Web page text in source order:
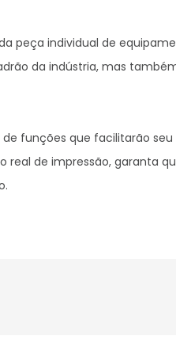
peça individual de
da indústria, mas
funções que facilitarão
de impressão, garanta